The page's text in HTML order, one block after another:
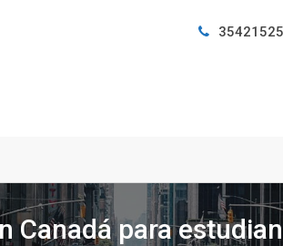
Canadá para